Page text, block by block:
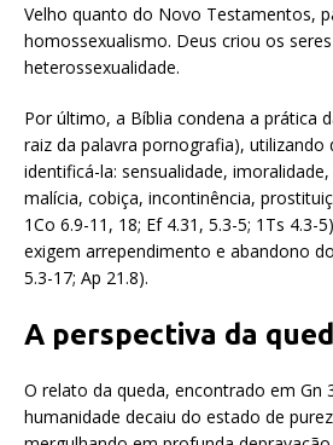
Velho quanto do Novo Testamentos,
homossexualismo. Deus criou os
heterossexualidade.
Por último, a Bíblia condena a prática
raiz da palavra pornografia), utilizando
identificá-la: sensualidade,
malícia, cobiça, incontinência,
1Co 6.9-11, 18; Ef 4.31, 5.3-5; 1Ts 4.3-
exigem arrependimento e abandono
5.3-17; Ap 21.8).
A perspectiva da
O relato da queda, encontrado em Gn
humanidade decaiu do estado de